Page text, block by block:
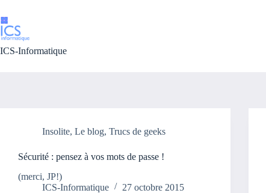
au
contenu
ICS-Informatique
Insolite, Le blog, Trucs de geeks
Sécurité : pensez à vos mots de passe !
(merci, JP!)
ICS-Informatique
27 octobre 2015